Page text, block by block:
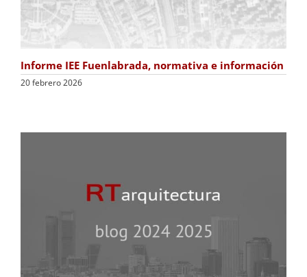
Informe IEE Fuenlabrada, normativa e información
20 febrero 2026